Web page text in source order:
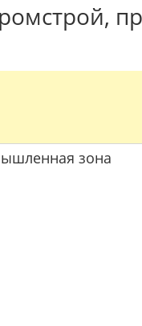
зона